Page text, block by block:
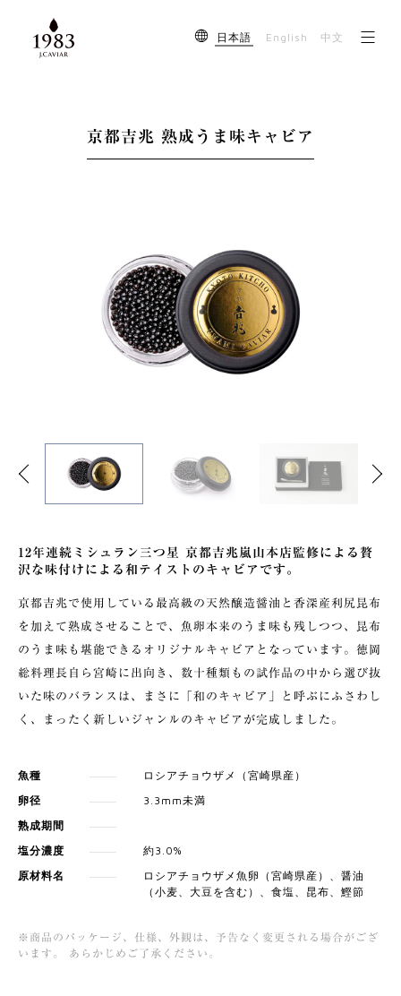
English
日本語 中文
京都吉兆 熟成うま味キャビア
Previous Next
12年連続ミシュラン三つ星 京都吉兆嵐⼭本店監修による贅
沢な味付けによる和テイストのキャビアです。
京都吉兆で使⽤している最⾼級の天然醸造醤油と⾹深産利尻昆布
を加えて熟成させることで、⿂卵本来のうま味も残しつつ、昆布
のうま味も堪能できるオリジナルキャビアとなっています。徳岡
総料理⻑⾃ら宮崎に出向き、数⼗種類もの試作品の中から選び抜
いた味のバランスは、まさに「和のキャビア」と呼ぶにふさわし
く、まったく新しいジャンルのキャビアが完成しました。
魚種
ロシアチョウザメ（宮崎県産）
卵径
3.3mm未満
熟成期間
塩分濃度
約3.0%
原材料名
ロシアチョウザメ⿂卵（宮崎県産）、醤油
（⼩⻨、⼤⾖を含む）、食塩、昆布、鰹節
※商品のパッケージ、仕様、外観は、予告なく変更される場合がござ
います。 あらかじめご了承ください。